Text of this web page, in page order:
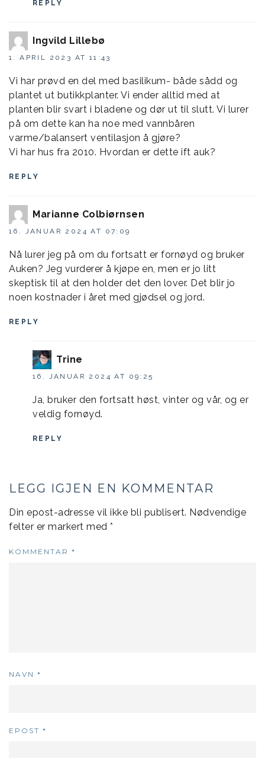
REPLY
Ingvild Lillebø
1. APRIL 2023 AT 11:43
Vi har prøvd en del med basilikum- både sådd og
plantet ut butikkplanter. Vi ender alltid med at
planten blir svart i bladene og dør ut til slutt. Vi lurer
på om dette kan ha noe med vannbåren
varme/balansert ventilasjon å gjøre?
Vi har hus fra 2010. Hvordan er dette ift auk?
REPLY
Marianne Colbiørnsen
16. JANUAR 2024 AT 07:09
Nå lurer jeg på om du fortsatt er fornøyd og bruker
Auken? Jeg vurderer å kjøpe en, men er jo litt
skeptisk til at den holder det den lover. Det blir jo
noen kostnader i året med gjødsel og jord.
REPLY
Trine
16. JANUAR 2024 AT 09:25
Ja, bruker den fortsatt høst, vinter og vår, og er
veldig fornøyd.
REPLY
LEGG IGJEN EN KOMMENTAR
Din epost-adresse vil ikke bli publisert. Nødvendige
felter er markert med *
KOMMENTAR *
NAVN *
EPOST *